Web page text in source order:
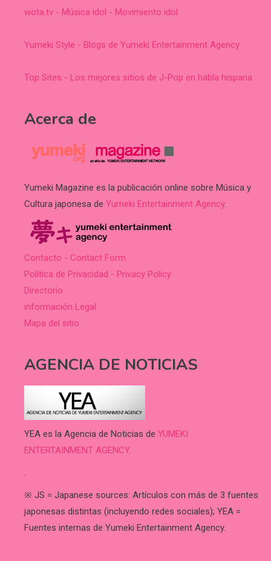
wota.tv - Música idol - Movimiento idol
Yumeki Style - Blogs de Yumeki Entertainment Agency
Top Sites - Los mejores sitios de J-Pop en habla hispana
Acerca de
Yumeki Magazine es la publicación online sobre Música y
Cultura japonesa de Yumeki Entertainment Agency.
Contacto - Contact Form
Política de Privacidad - Privacy Policy
Directorio
información Legal
Mapa del sitio
AGENCIA DE NOTICIAS
YEA es la Agencia de Noticias de YUMEKI
ENTERTAINMENT AGENCY.
.
※ JS = Japanese sources: Artículos con más de 3 fuentes
japonesas distintas (incluyendo redes sociales); YEA =
Fuentes internas de Yumeki Entertainment Agency.